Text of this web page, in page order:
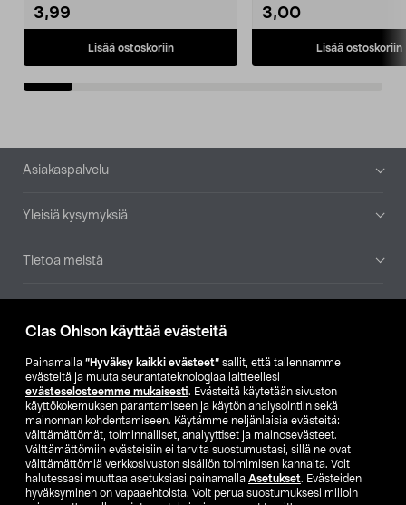
Clas Ohlson käyttää evästeitä
Painamalla ”Hyväksy kaikki evästeet” sallit, että tallennamme
evästeitä ja muuta seurantateknologiaa laitteellesi
evästeselosteemme mukaisesti. Evästeitä käytetään sivuston
käyttökokemuksen parantamiseen ja käytön analysointiin sekä
mainonnan kohdentamiseen. Käytämme neljänlaisia evästeitä:
välttämättömät, toiminnalliset, analyyttiset ja mainosevästeet.
Välttämättömiin evästeisiin ei tarvita suostumustasi, sillä ne ovat
välttämättömiä verkkosivuston sisällön toimimisen kannalta. Voit
halutessasi muuttaa asetuksiasi painamalla Asetukset. Evästeiden
hyväksyminen on vapaaehtoista. Voit perua suostumuksesi milloin
3,99
Lisää ostoskoriin
3,00
Lisää ostoskoriin
Alatunniste
Asiakaspalvelu
Yleisiä kysymyksiä
Tietoa meistä
Etsi myymälä
SE NO FI
FI SV